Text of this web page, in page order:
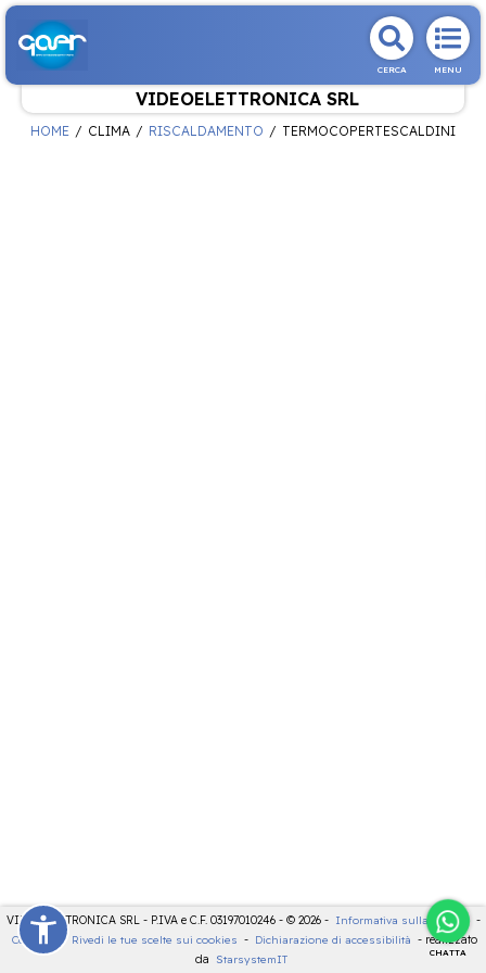
CERCA MENU
VIDEOELETTRONICA SRL
CHATTA
HOME CLIMA RISCALDAMENTO TERMOCOPERTESCALDINI
VIDEOELETTRONICA SRL - P.IVA e C.F. 03197010246 - © 2026 - Informativa sulla privacy -
Cookies
- Rivedi le tue scelte sui cookies - Dichiarazione di accessibilità - realizzato
da
StarsystemIT